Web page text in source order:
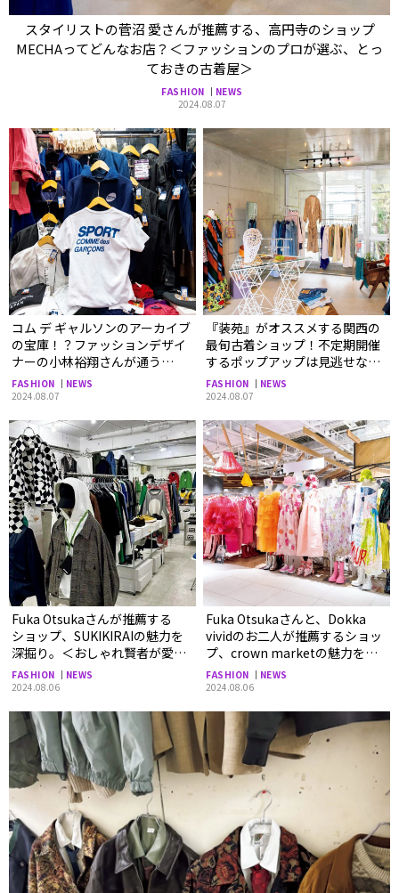
スタイリストの菅沼 愛さんが推薦する、高円寺のショップ
MECHAってどんなお店？＜ファッションのプロが選ぶ、とっ
ておきの古着屋＞
FASHION
NEWS
2024.08.07
コム デ ギャルソンのアーカイブ
の宝庫！？ファッションデザイ
ナーの小林裕翔さんが通う
ショップ、ドンドンダウン オン
ウェンズデイ 横浜西口店＜
とっておきの古着屋＞
FASHION
NEWS
2024.08.07
『装苑』がオススメする関西の
最旬古着ショップ！不定期開催
するポップアップは見逃せな
い！「veje」＜やっぱり西の古
着が見逃せない＞
FASHION
NEWS
2024.08.07
Fuka Otsukaさんが推薦する
ショップ、SUKIKIRAIの魅力を
深掘り。＜おしゃれ賢者が愛す
る西の古着屋＞
FASHION
NEWS
2024.08.06
Fuka Otsukaさんと、Dokka
vividのお二人が推薦するショッ
プ、crown marketの魅力を深
掘り。＜おしゃれ賢者が愛する
西の古着屋＞
FASHION
NEWS
2024.08.06